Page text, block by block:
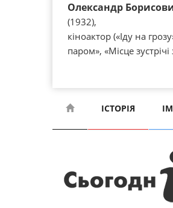
Олександр
(1932),
кіноактор («Іду на
паром», «Місце
ІСТОРІЯ